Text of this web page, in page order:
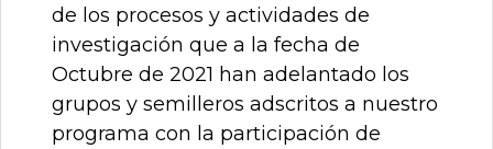
de los procesos y actividades de
investigación que a la fecha de
Octubre de 2021 han adelantado los
grupos y semilleros adscritos a nuestro
programa con la participación de